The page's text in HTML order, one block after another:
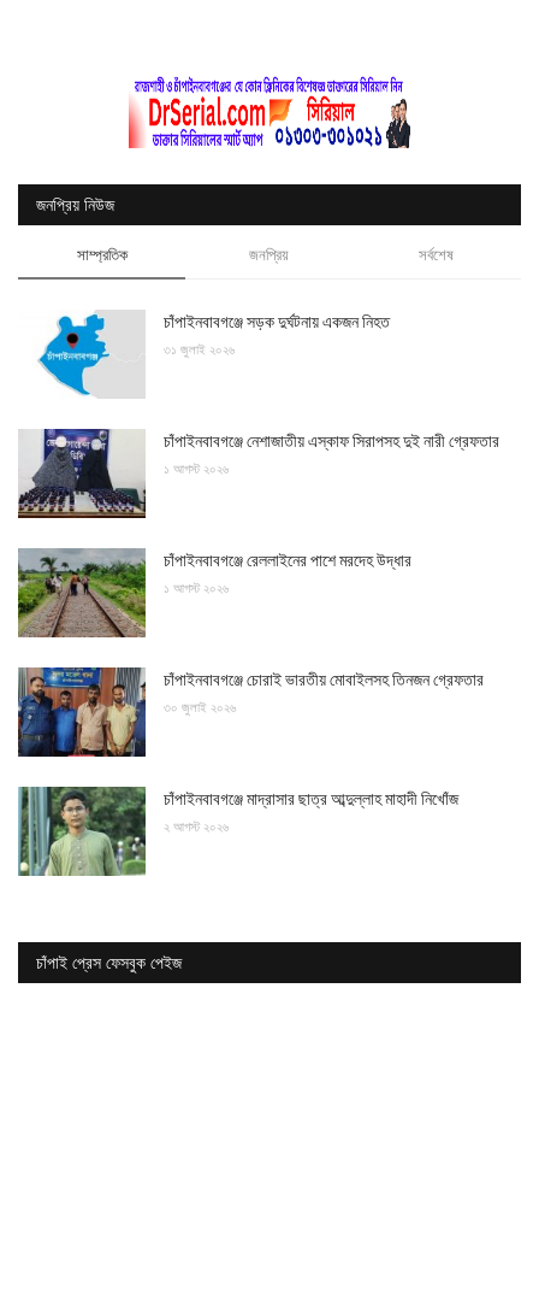
জনপ্রিয় নিউজ
সাম্প্রতিক জনপ্রিয় সর্বশেষ
চাঁপাইনবাবগঞ্জে সড়ক দুর্ঘটনায় একজন নিহত
৩১ জুলাই ২০২৬
চাঁপাইনবাবগঞ্জে নেশাজাতীয় এস্কাফ সিরাপসহ দুই নারী গ্রেফতার
১ আগস্ট ২০২৬
চাঁপাইনবাবগঞ্জে রেললাইনের পাশে মরদেহ উদ্ধার
১ আগস্ট ২০২৬
চাঁপাইনবাবগঞ্জে চোরাই ভারতীয় মোবাইলসহ তিনজন গ্রেফতার
৩০ জুলাই ২০২৬
চাঁপাইনবাবগঞ্জে মাদ্রাসার ছাত্র আব্দুল্লাহ মাহাদী নিখোঁজ
২ আগস্ট ২০২৬
চাঁপাই প্রেস ফেসবুক পেইজ